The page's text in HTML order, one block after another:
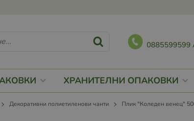
0885599599
ХРАНИТЕЛНИ ОПАКОВКИ
Декоративни полиетиленови чанти Плик "Коледен венец"